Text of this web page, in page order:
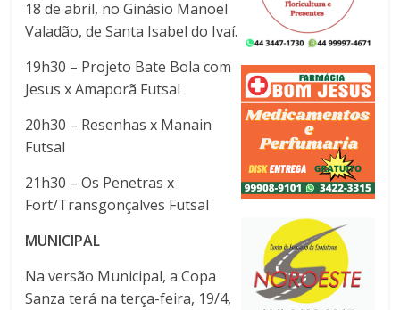
18 de abril, no Ginásio Manoel
Valadão, de Santa Isabel do Ivaí.
19h30 – Projeto Bate Bola com
Jesus x Amaporã Futsal
20h30 – Resenhas x Manain
Futsal
21h30 – Os Penetras x
Fort/Transgonçalves Futsal
MUNICIPAL
Na versão Municipal, a Copa
Sanza terá na terça-feira, 19/4,